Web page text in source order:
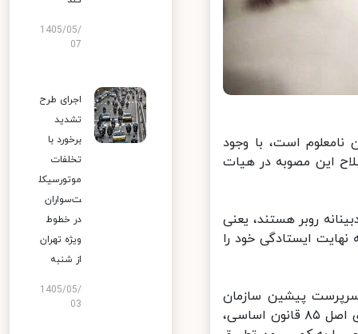
است، با وجود
این مصوبه در هیات
روبر هستند، یعنی
ایستادگی خود را
پیشین سازمان
تامین اجتماعی در صفحه اینستاگرام خود گفت: به استناد قانون نحوه اجرای اصل ۸۵ قانون اساسی،
1405/05/
07
اجرای طرح
تشدید
برخورد با
تخلفات
موتورسیکل
ت‌سواران
در خطوط
ویژه تهران
از شنبه
1405/05/
03